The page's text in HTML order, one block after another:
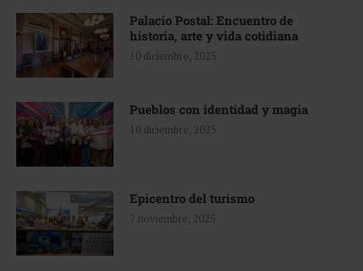
Palacio Postal: Encuentro de
historia, arte y vida cotidiana
10 diciembre, 2025
Pueblos con identidad y magia
10 diciembre, 2025
Epicentro del turismo
7 noviembre, 2025